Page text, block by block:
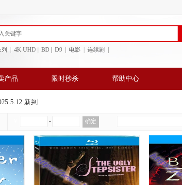
列 | 4K UHD | BD | D9 | 电影 | 连续剧 |
产品 限时秒杀 帮助中心
新到
- 确定